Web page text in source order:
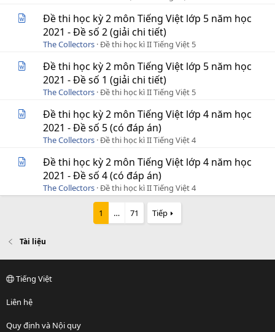
Đề thi học kỳ 2 môn Tiếng Việt lớp 5 năm học
2021 - Đề số 2 (giải chi tiết)
The Collectors Đề thi học kì II Tiếng Việt 5
Đề thi học kỳ 2 môn Tiếng Việt lớp 5 năm học
2021 - Đề số 1 (giải chi tiết)
The Collectors Đề thi học kì II Tiếng Việt 5
Đề thi học kỳ 2 môn Tiếng Việt lớp 4 năm học
2021 - Đề số 5 (có đáp án)
The Collectors Đề thi học kì II Tiếng Việt 4
Đề thi học kỳ 2 môn Tiếng Việt lớp 4 năm học
2021 - Đề số 4 (có đáp án)
The Collectors Đề thi học kì II Tiếng Việt 4
1 … 71 Tiếp
Tài liệu
Tiếng Việt
Liên hệ
Quy định và Nội quy